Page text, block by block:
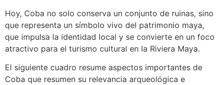
Hoy, Coba no solo conserva un conjunto de ruinas, sino
que representa un símbolo vivo del patrimonio maya,
que impulsa la identidad local y se convierte en un foco
atractivo para el turismo cultural en la Riviera Maya.
El siguiente cuadro resume aspectos importantes de
Coba que resumen su relevancia arqueológica e